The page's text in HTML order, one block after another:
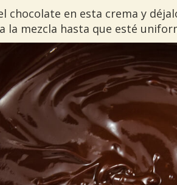
chocolate en esta crema y
la mezcla hasta que esté